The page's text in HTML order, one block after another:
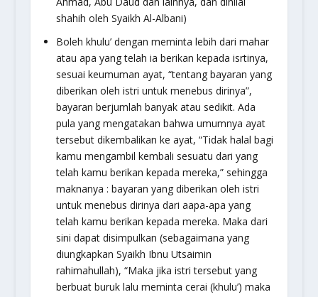
shahih oleh Syaikh Al-Albani)
Boleh khulu’ dengan meminta lebih dari mahar
atau apa yang telah ia berikan kepada isrtinya,
sesuai keumuman ayat, “tentang bayaran yang
diberikan oleh istri untuk menebus dirinya”,
bayaran berjumlah banyak atau sedikit. Ada
pula yang mengatakan bahwa umumnya ayat
tersebut dikembalikan ke ayat, “Tidak halal bagi
kamu mengambil kembali sesuatu dari yang
telah kamu berikan kepada mereka,” sehingga
maknanya : bayaran yang diberikan oleh istri
untuk menebus dirinya dari aapa-apa yang
telah kamu berikan kepada mereka. Maka dari
sini dapat disimpulkan (sebagaimana yang
diungkapkan Syaikh Ibnu Utsaimin
rahimahullah), “Maka jika istri tersebut yang
berbuat buruk lalu meminta cerai (khulu’) maka